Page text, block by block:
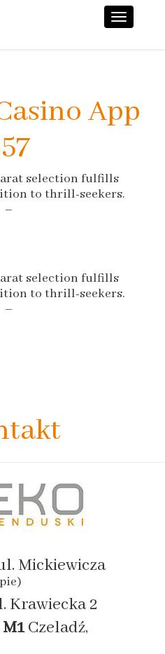
App
selection fulfills
to thrill-seekers.
–
selection fulfills
to thrill-seekers.
–
Mickiewicza
Krawiecka 2
Czeladź,